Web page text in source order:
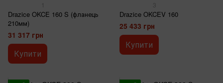
1
Drazice OKCE 160 S (фланець
210мм)
31 317 грн
Купити
3
Drazice OKCEV 160
25 433 грн
Купити